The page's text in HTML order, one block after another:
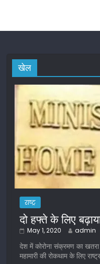
खेल
राष्ट्र
दो हफ्ते के लिए
May 1, 2020 admin
देश में कोरोना संक्रमण का खतरा
महामारी की रोकथाम के लिए